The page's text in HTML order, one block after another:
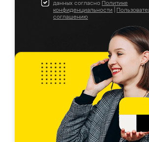
данных согласно Политике
конфиденциальности
соглашению